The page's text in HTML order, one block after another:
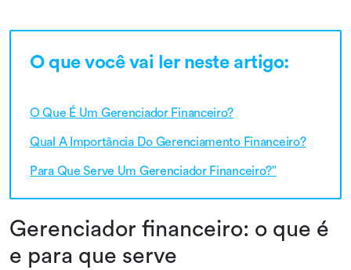
O que você vai ler neste artigo:
O Que É Um Gerenciador Financeiro?
Qual A Importância Do Gerenciamento Financeiro?
Para Que Serve Um Gerenciador Financeiro?"
Gerenciador financeiro: o que é
e para que serve